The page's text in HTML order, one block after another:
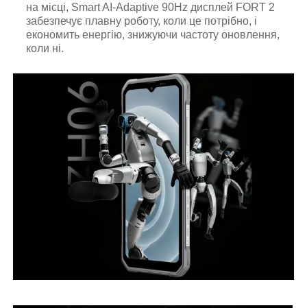
на місці, Smart AI-Adaptive 90Hz дисплей FORT 2
забезпечує плавну роботу, коли це потрібно, і
економить енергію, знижуючи частоту оновлення,
коли ні.